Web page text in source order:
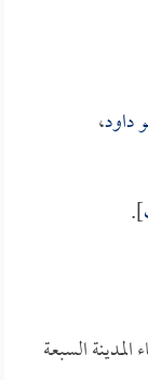
داود،
].
السبعة